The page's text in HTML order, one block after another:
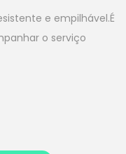
e empilhável.É
o serviço